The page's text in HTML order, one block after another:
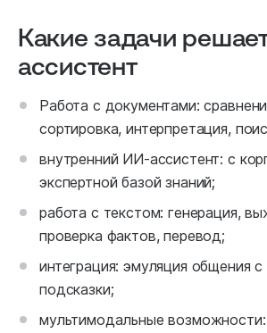
Какие задачи
ассистент
Работа с документами:
сортировка, интерпретация,
внутренний ИИ-ассистент: с
экспертной базой знаний;
работа с текстом: генерация,
проверка фактов, перевод;
интеграция: эмуляция общения
подсказки;
мультимодальные возможности: